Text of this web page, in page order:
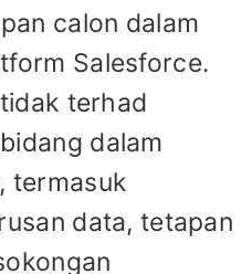
calon dalam
Salesforce.
terhad
dalam
termasuk
data, tetapan